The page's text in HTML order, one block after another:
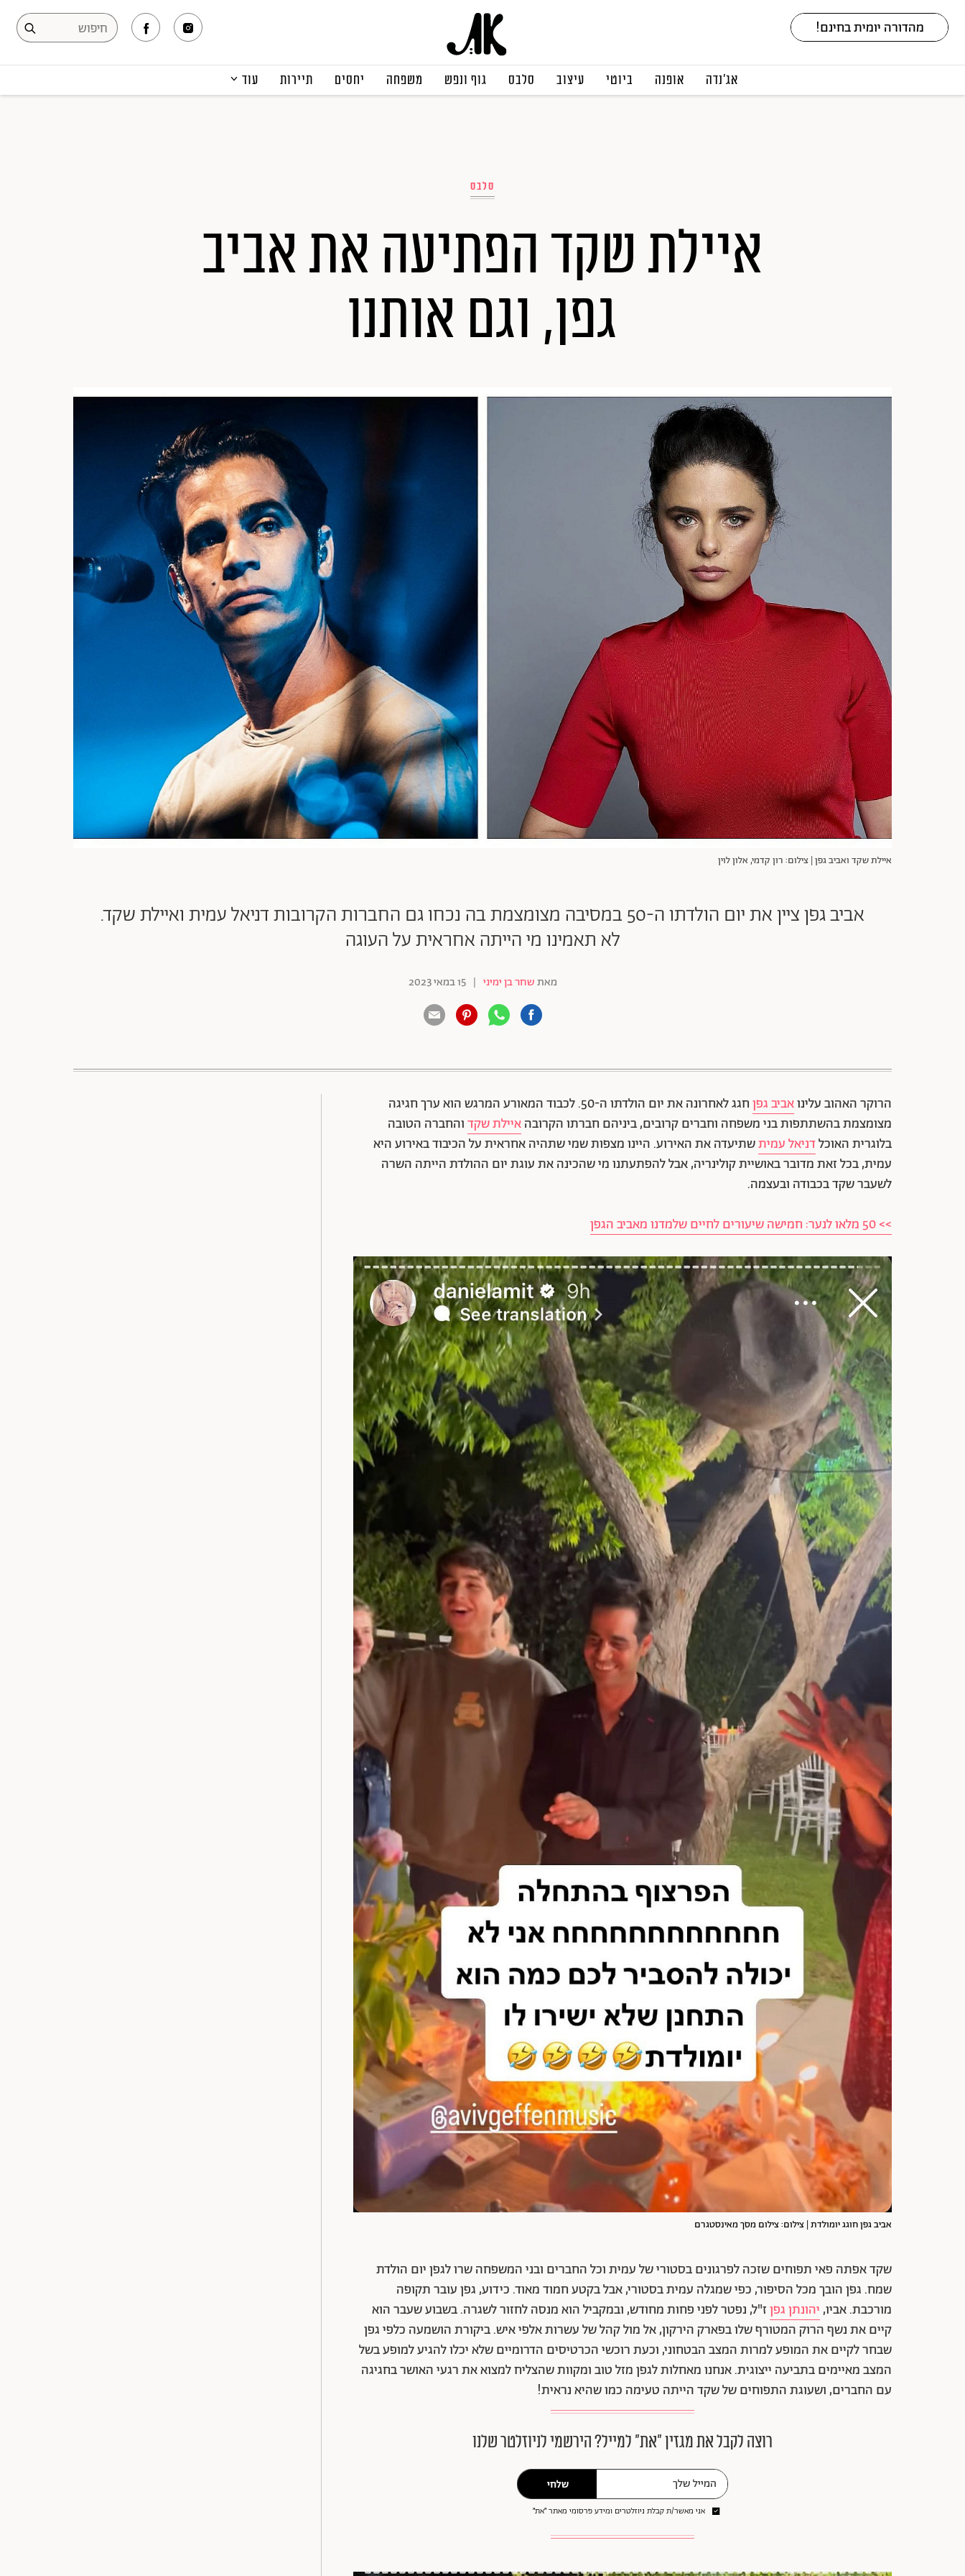
אג׳נדה אופנה ביוטי עיצוב סלבס גוף ונפש משפחה יחסים תיירות עוד
סלבס
איילת שקד הפתיעה את אביב
גפן, וגם אותנו
איילת שקד ואביב גפן | צילום: רון קדמי, אלון לוין
אביב גפן ציין את יום הולדתו ה-50 במסיבה מצומצמת בה נכחו גם החברות הקרובות דניאל עמית ואיילת שקד.
לא תאמינו מי הייתה אחראית על העוגה
מאתשחר בן ימיני | 15 במאי 2023
הרוקר האהוב עלינואביב גפן
חגג לאחרונה את יום הולדתו ה-50. לכבוד המאורע המרגש הוא ערך חגיגה
מצומצמת בהשתתפות בני משפחה וחברים קרובים, ביניהם חברתו הקרובהאיילת שקדוהחברה הטובה
בלוגרית האוכלדניאל עמיתשתיעדה את האירוע. היינו מצפות שמי שתהיה אחראית על הכיבוד באירוע היא
עמית, בכל זאת מדובר באושיית קולינריה, אבל להפתעתנו מי שהכינה את עוגת יום ההולדת הייתה השרה
לשעבר שקד בכבודה ובעצמה.
>> 50 מלאו לנער: חמישה שיעורים לחיים שלמדנו מאביב הגפן
אביב גפן חוגג יומולדת | צילום: צילום מסך מאינסטגרם
שקד אפתה פאי תפוחים שזכה לפרגונים בסטורי של עמית וכל החברים ובני המשפחה שרו לגפן יום הולדת
שמח. גפן הובך מכל הסיפור, כפי שמגלה עמית בסטורי, אבל בקטע חמוד מאוד. כידוע, גפן עובר תקופה
מורכבת. אביו,יהונתן גפןז"ל, נפטר לפני פחות מחודש, ובמקביל הוא מנסה לחזור לשגרה. בשבוע שעבר הוא
קיים את נשף הרוק המטורף שלו בפארק הירקון, אל מול קהל של עשרות אלפי איש. ביקורת הושמעה כלפי גפן
שבחר לקיים את המופע למרות המצב הבטחוני, וכעת רוכשי הכרטיסים הדרומיים שלא יכלו להגיע למופע בשל
המצב מאיימים בתביעה ייצוגית. אנחנו מאחלות לגפן מזל טוב ומקוות שהצליח למצוא את רגעי האושר בחגיגה
עם החברים, ושעוגת התפוחים של שקד הייתה טעימה כמו שהיא נראית!
רוצה לקבל את מגזין ״את״ למייל? הירשמי לניוזלטר שלנו
שלחי
אני מאשר/ת קבלת ניוזלטרים ומידע פרסומי מאתר ״את״